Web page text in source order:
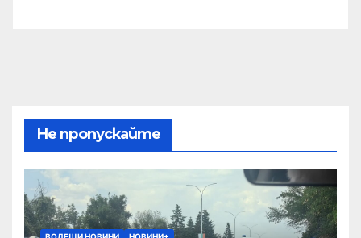
Не пропускайте